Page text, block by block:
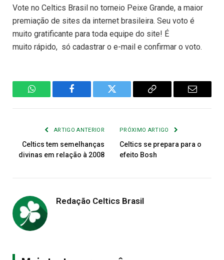
Vote no Celtics Brasil no torneio Peixe Grande, a maior
premiação de sites da internet brasileira. Seu voto é
muito gratificante para toda equipe do site! É
muito rápido, só cadastrar o e-mail e confirmar o voto.
WhatsAppFacebook Twitter
Copiar
E-
ARTIGO ANTERIOR
Celtics tem semelhanças
divinas em relação à 2008
PRÓXIMO ARTIGO
Celtics se prepara para o
efeito Bosh
Redação Celtics Brasil